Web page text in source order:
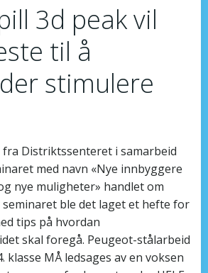
3d peak vil
til å
stimulere
Distriktssenteret i samarbeid
med navn «Nye innbyggere
nye muligheter» handlet om
ble det laget et hefte for
tips på hvordan
skal foregå. Peugeot-stålarbeid
MÅ ledsages av en voksen